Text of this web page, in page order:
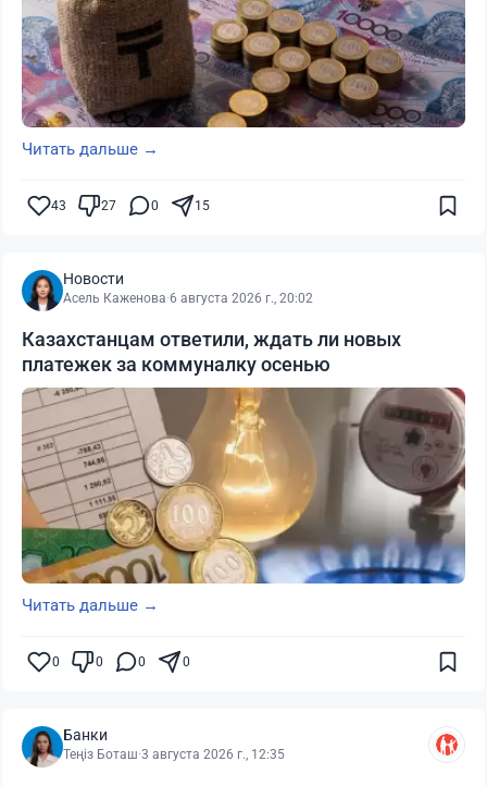
Читать дальше →
43 27 0 15
Новости
Асель Каженова·6 августа 2026 г., 20:02
Казахстанцам ответили, ждать ли новых
платежек за коммуналку осенью
Читать дальше →
0 0 0 0
Банки
Теңіз Боташ·3 августа 2026 г., 12:35